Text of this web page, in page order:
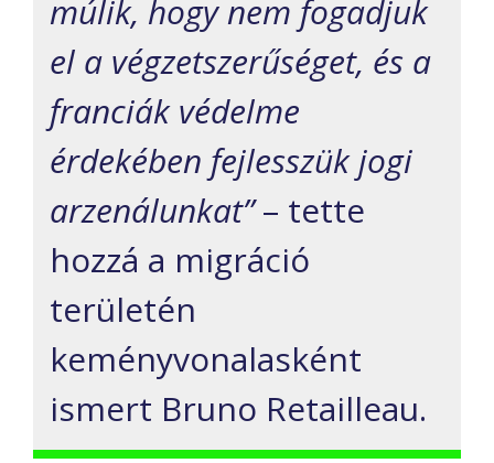
múlik, hogy nem fogadjuk
el a végzetszerűséget, és a
franciák védelme
érdekében fejlesszük jogi
arzenálunkat”– tette
hozzá a migráció
területén
keményvonalasként
ismert Bruno Retailleau.